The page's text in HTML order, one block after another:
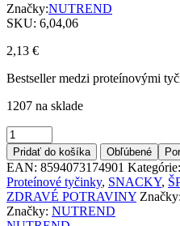
Značky:NUTREND
SKU: 6,04,06
2,13 €
Bestseller medzi proteínovými
1207 na sklade
Množstvo
Pridať do košíka Obľúbené
EAN: 8594073174901 Kategórie:
Proteínové tyčinky, SNACKY,
ZDRAVÉ POTRAVINY Značky:
Značky: NUTREND